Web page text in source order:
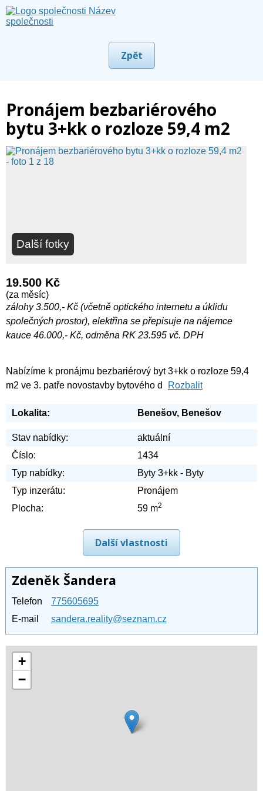
Zpět
Pronájem bezbariérového
bytu 3+kk o rozloze 59,4 m2
Další fotky
19.500 Kč
(za měsíc)
zálohy 3.500,- Kč (včetně optického internetu a úklidu
společných prostor), elektřina se přepisuje na nájemce
kauce 46.000,- Kč, odměna RK 23.595 vč. DPH
Nabízíme k pronájmu bezbariérový byt 3+kk o rozloze 59,4
m2 ve 3. patře novostavby bytového d
Rozbalit
Lokalita: Benešov, Benešov
Stav nabídky:
aktuální
Číslo:
1434
Typ nabídky:
Byty 3+kk - Byty
Typ inzerátu:
Pronájem
Plocha:
59 m2
Další vlastnosti
Zdeněk Šandera
Telefon
775605695
E-mail
sandera.reality@seznam.cz
+
−